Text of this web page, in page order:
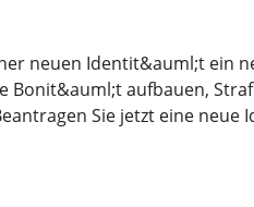
neuen Identit&auml;t ein
Bonit&auml;t aufbauen,
Sie jetzt eine neue